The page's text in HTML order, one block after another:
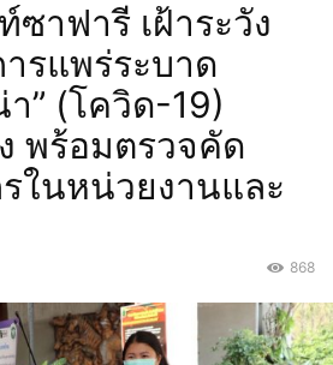
ซาฟารี เฝ้าระวัง
รแพร่ระบาด
า” (โควิด-19)
พร้อมตรวจคัด
ในหน่วยงานและ
868